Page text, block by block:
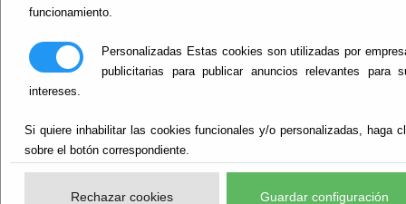
funcionamiento.
Personalizadas Estas cookies son utilizadas por
publicitarias para publicar anuncios relevantes para
intereses.
Si quiere inhabilitar las cookies funcionales y/o personalizadas, haga
sobre el botón correspondiente.
Rechazar cookies Guardar configuración
Farmacias de guardia -
PULPI